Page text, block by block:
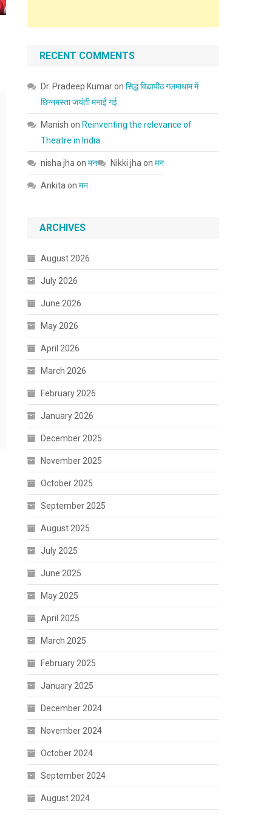
RECENT COMMENTS
Dr. Pradeep Kumaronसिद्ध विद्यापीठ गलमाधाम में
छिन्नमस्ता जयंती मनाई गई
Manish on Reinventing the relevance of
Theatre in India.
nisha jha onमन Nikki jha onमन
Ankita onमन
ARCHIVES
August 2026
July 2026
June 2026
May 2026
April 2026
March 2026
February 2026
January 2026
December 2025
November 2025
October 2025
September 2025
August 2025
July 2025
June 2025
May 2025
April 2025
March 2025
February 2025
January 2025
December 2024
November 2024
October 2024
September 2024
August 2024